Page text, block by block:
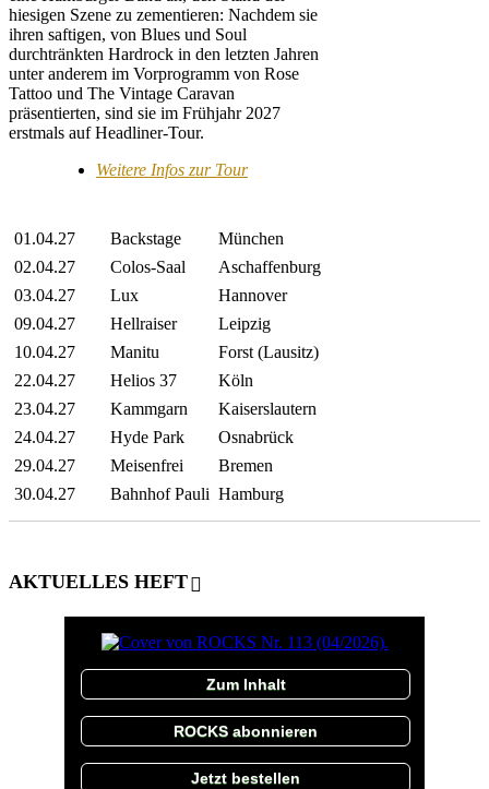
hiesigen Szene zu zementieren: Nachdem sie
ihren saftigen, von Blues und Soul
durchtränkten Hardrock in den letzten Jahren
unter anderem im Vorprogramm von Rose
Tattoo und The Vintage Caravan
präsentierten, sind sie im Frühjahr 2027
erstmals auf Headliner-Tour.
Weitere Infos zur Tour
01.04.27 Backstage
München
02.04.27
Colos-Saal
Aschaffenburg
03.04.27
Lux
Hannover
09.04.27
Hellraiser
Leipzig
10.04.27
Manitu
Forst (Lausitz)
22.04.27
Helios 37
Köln
23.04.27
Kammgarn
Kaiserslautern
24.04.27
Hyde Park
Osnabrück
29.04.27
Meisenfrei
Bremen
30.04.27
Bahnhof Pauli Hamburg
AKTUELLES HEFT
Zum Inhalt
ROCKS abonnieren
Jetzt bestellen